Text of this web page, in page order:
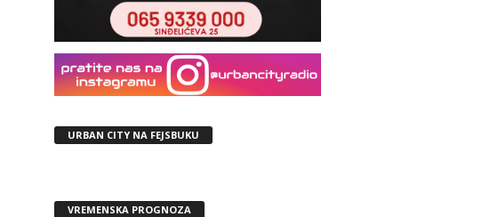
URBAN CITY NA FEJSBUKU
VREMENSKA PROGNOZA